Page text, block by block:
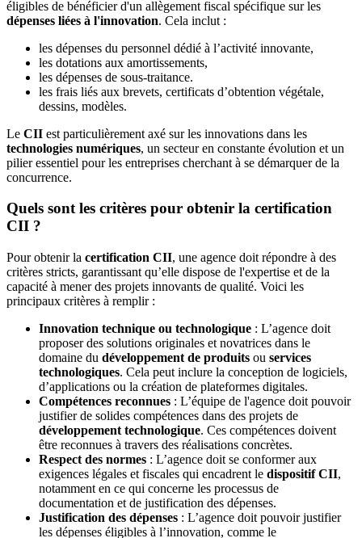
éligibles de bénéficier d'un allègement fiscal spécifique sur les
dépenses liées à l'innovation. Cela inclut :
les dépenses du personnel dédié à l’activité innovante,
les dotations aux amortissements,
les dépenses de sous-traitance.
les frais liés aux brevets, certificats d’obtention végétale,
dessins, modèles.
Le CII est particulièrement axé sur les innovations dans les
technologies numériques, un secteur en constante évolution et un
pilier essentiel pour les entreprises cherchant à se démarquer de la
concurrence.
Quels sont les critères pour obtenir la certification
CII ?
Pour obtenir la certification CII, une agence doit répondre à des
critères stricts, garantissant qu’elle dispose de l'expertise et de la
capacité à mener des projets innovants de qualité. Voici les
principaux critères à remplir :
Innovation technique ou technologique : L’agence doit
proposer des solutions originales et novatrices dans le
domaine du développement de produits ou services
technologiques. Cela peut inclure la conception de logiciels,
d’applications ou la création de plateformes digitales.
Compétences reconnues : L’équipe de l'agence doit pouvoir
justifier de solides compétences dans des projets de
développement technologique. Ces compétences doivent
être reconnues à travers des réalisations concrètes.
Respect des normes : L’agence doit se conformer aux
exigences légales et fiscales qui encadrent le dispositif CII,
notamment en ce qui concerne les processus de
documentation et de justification des dépenses.
Justification des dépenses : L’agence doit pouvoir justifier
les dépenses éligibles à l’innovation, comme le